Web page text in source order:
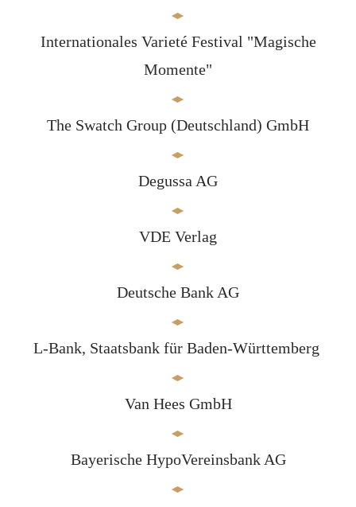
Internationales Varieté Festival "Magische
Momente"
The Swatch Group (Deutschland) GmbH
Degussa AG
VDE Verlag
Deutsche Bank AG
L-Bank, Staatsbank für Baden-Württemberg
Van Hees GmbH
Bayerische HypoVereinsbank AG